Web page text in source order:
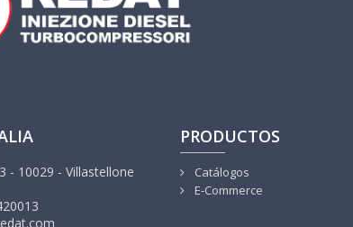
- 10029 - Villastellone
PRODUCTOS
Catálogos
E-Commerce